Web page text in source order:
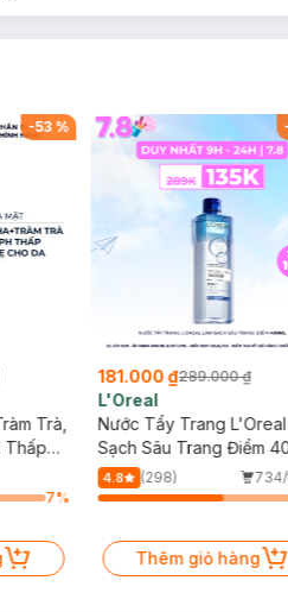
-53%
Trà,
Thấp
7%
181.000 ₫289.000 ₫
L'Oreal
Nước Tẩy Trang L'Oreal
Sạch Sâu Trang Điểm
4.8 (298)
Thêm giỏ hàng